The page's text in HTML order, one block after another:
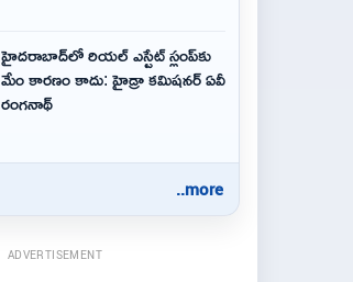
హైదరాబాద్‌లో రియల్ ఎస్టేట్ స్లంప్‌కు
మేం కారణం కాదు: హైడ్రా కమిషనర్ ఏవీ
రంగనాథ్
..more
ADVERTISEMENT